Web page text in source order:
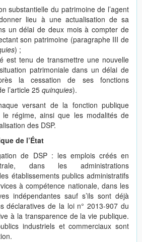
substantielle du patrimoine de l’agent
lieu à une actualisation de sa
un délai de deux mois à compter de
son patrimoine (paragraphe III de
) ;
est tenu de transmettre une nouvelle
patrimoniale dans un délai de
la cessation de ses fonctions
l’article 25 quinquies).
versant de la fonction publique
régime, ainsi que les modalités de
des DSP.
de l’État
de DSP : les emplois créés en
dans les administrations
établissements publics administratifs
à compétence nationale, dans les
indépendantes sauf s’ils sont déjà
déclaratives de la loi n° 2013-907 du
à la transparence de la vie publique.
industriels et commerciaux sont